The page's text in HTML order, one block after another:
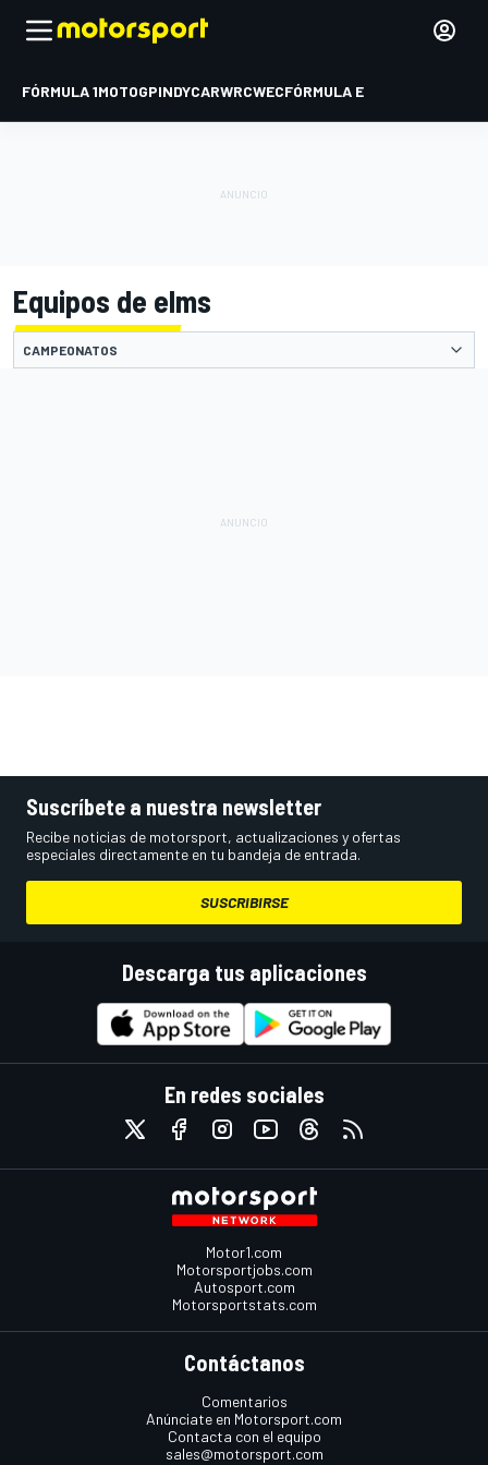
FÓRMULA 1MOTOGPINDYCARWRCWECFÓRMULA E
Equipos de elms
CAMPEONATOS
Suscríbete a nuestra newsletter
Recibe noticias de motorsport, actualizaciones y ofertas
especiales directamente en tu bandeja de entrada.
SUSCRIBIRSE
Descarga tus aplicaciones
En redes sociales
Motor1.com
Motorsportjobs.com
Autosport.com
Motorsportstats.com
Contáctanos
Comentarios
Anúnciate en Motorsport.com
Contacta con el equipo
sales@motorsport.com